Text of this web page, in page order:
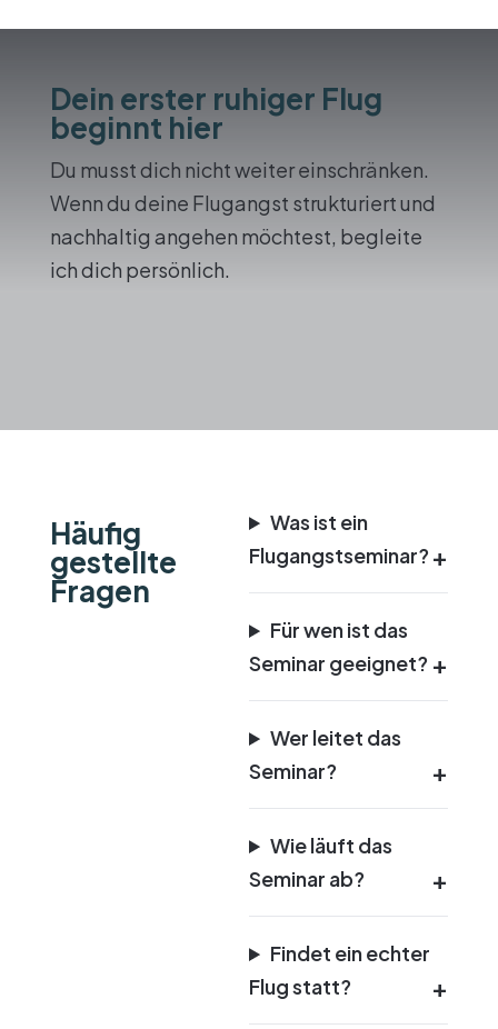
Dein erster ruhiger Flug
beginnt hier
Du musst dich nicht weiter einschränken.
Wenn du deine Flugangst strukturiert und
nachhaltig angehen möchtest, begleite
ich dich persönlich.
Häufig
gestellte
Fragen
Was ist ein
Flugangstseminar?
Für wen ist das
Seminar geeignet?
Wer leitet das
Seminar?
Wie läuft das
Seminar ab?
Findet ein echter
Flug statt?